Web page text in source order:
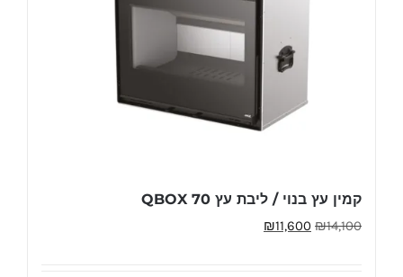
קמין עץ בנוי / ליבת עץ QBOX 70
₪14,100
המחיר₪11,600